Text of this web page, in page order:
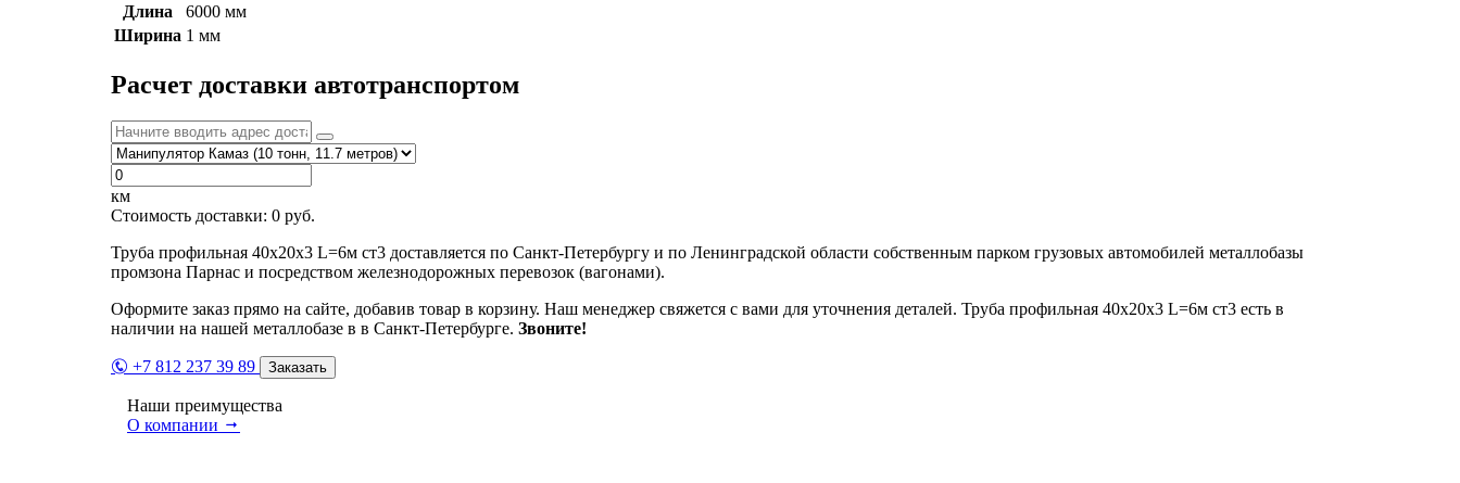
Длина
6000 мм
Ширина 1 мм
Расчет доставки автотранспортом
км
Стоимость доставки: 0 руб.
Труба профильная 40х20х3 L=6м ст3 доставляется по Санкт-Петербургу и по Ленинградской области собственным парком грузовых автомобилей металлобазы
промзона Парнас и посредством железнодорожных перевозок (вагонами).
Оформите заказ прямо на сайте, добавив товар в корзину. Наш менеджер свяжется с вами для уточнения деталей. Труба профильная 40х20х3 L=6м ст3 есть в
наличии на нашей металлобазе в в Санкт-Петербурге. Звоните!
+7 812 237 39 89 Заказать
Наши преимущества
О компании